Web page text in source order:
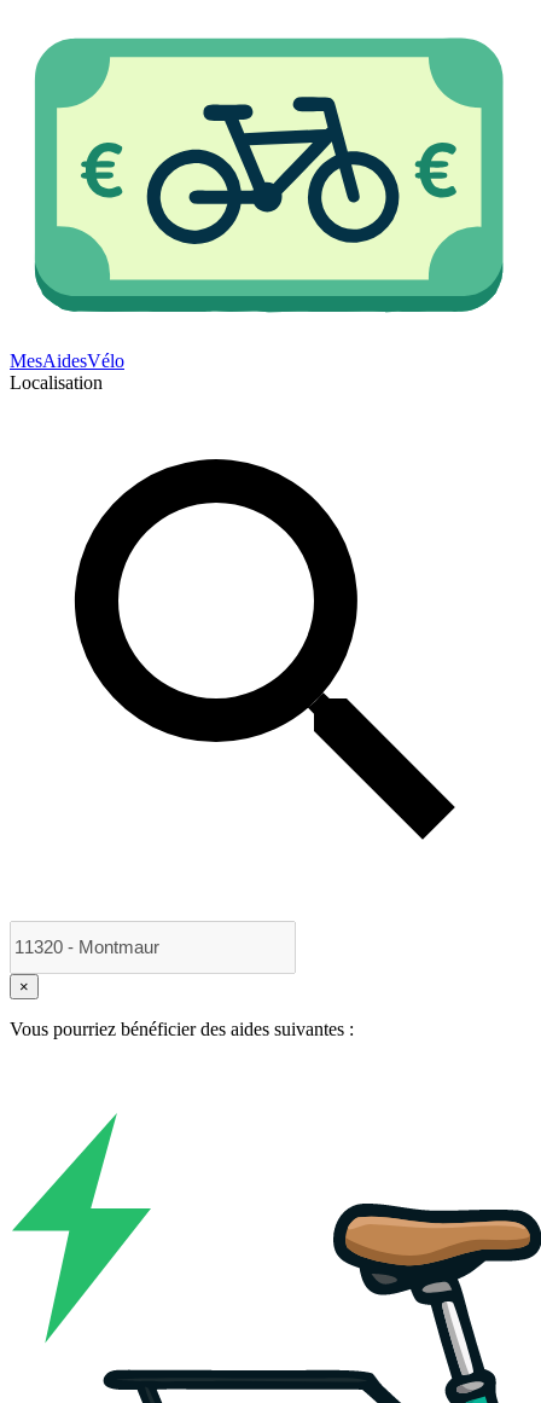
MesAidesVélo
Localisation
×
Vous pourriez bénéficier des aides suivantes :